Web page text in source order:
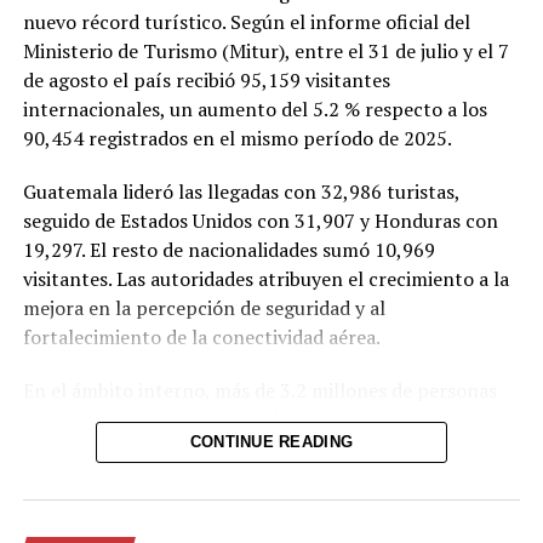
Relacionado
PNC reporta nuevo día sin
homicidios
31 mayo, 2024
En «Nacionales»
El Salvador registra un nuevo
día sin homicidios
6 julio, 2024
En «Nacionales»
El Salvador registra un nuevo
En «Nacionales»
nuevo récord turístico. Según el informe oficial del
Ministerio de Turismo (Mitur), entre el 31 de julio y el 7
de agosto el país recibió 95,159 visitantes
internacionales, un aumento del 5.2 % respecto a los
90,454 registrados en el mismo período de 2025.
Guatemala lideró las llegadas con 32,986 turistas,
seguido de Estados Unidos con 31,907 y Honduras con
19,297. El resto de nacionalidades sumó 10,969
visitantes. Las autoridades atribuyen el crecimiento a la
mejora en la percepción de seguridad y al
fortalecimiento de la conectividad aérea.
visitaron sitios turísticos, culturales y naturales, un
incremento del 13.8 % frente a los 2.8 millones del año
la Alcaldía de San Salvador, concentró 1.4 millones de
asistentes, mientras que el Centro Histórico de la
CONTINUE READING